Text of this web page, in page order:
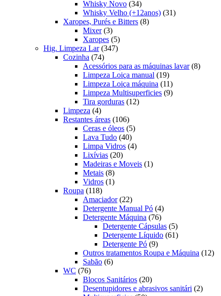
produtos
Whisky Novo 3434
produtos
Whisky Velho (+12anos) 3131
Xaropes, Purés e Bitters 88
Mixer 33
produtos
Xaropes 55
produtos
Hig. Limpeza Lar 347347
Cozinha 7474
produtos
Acessórios para as máquinas lavar 88
Limpeza Loiça manual 1919
produtos
Limpeza Loiça máquina 1111
produtos
Limpeza Multisuperficies 99
Tira gorduras 1212
Limpeza 44
produtos
Restantes áreas 106106
produtos
Ceras e óleos 55
Lava Tudo 4040
produtos
Limpa Vidros 44
Lixívias 2020
produtos
Madeiras e Moveis 11
Metais 88
produtos
Vidros 11
Roupa 118118
produtos
Amaciador 2222
produtos
Detergente Manual Pó 44
produtos
Detergente Máquina 7676
produtos
Detergente Cápsulas 55
produtos
Detergente Líquido 6161
Detergente Pó 99
produtos
Outros tratamentos Roupa e Máquina 1212
Sabão 66
WC 7676
produtos
Blocos Sanitários 2020
produtos
Desentupidores e abrasivos sanitári 22